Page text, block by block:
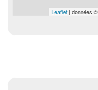
Leaflet | données ©